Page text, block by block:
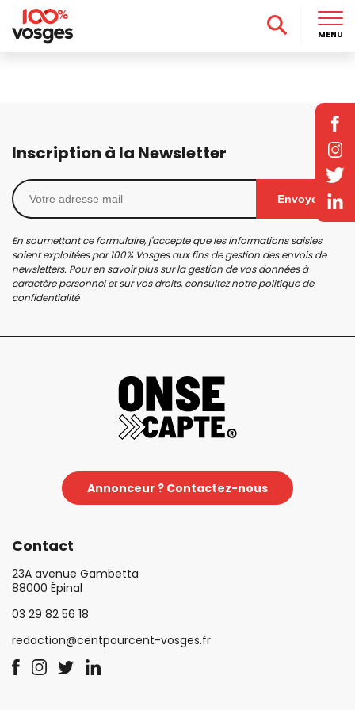
Inscription à la Newsletter
Envoyer
En soumettant ce formulaire, j'accepte que les informations saisies
soient exploitées par 100% Vosges aux fins de gestion des envois de
newsletters. Pour en savoir plus sur la gestion de vos données à
caractère personnel et sur vos droits, consultez notrepolitique de
confidentialité
Annonceur ? Contactez-nous
Contact
23A avenue Gambetta
88000 Épinal
03 29 82 56 18
redaction@centpourcent-vosges.fr
MENU